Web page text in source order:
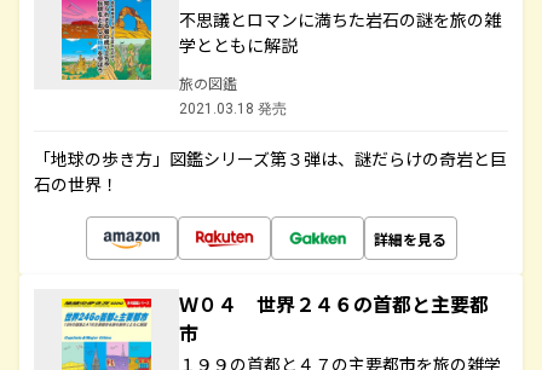
不思議とロマンに満ちた岩石の謎を旅の雑
学とともに解説
旅の図鑑
2021.03.18 発売
「地球の歩き方」図鑑シリーズ第３弾は、謎だらけの奇岩と巨
石の世界！
詳細を見る
Ｗ０４ 世界２４６の首都と主要都
市
１９９の首都と４７の主要都市を旅の雑学